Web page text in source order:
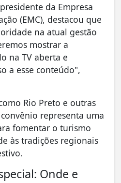
da Empresa
(EMC), destacou que
na atual gestão
mostrar a
na TV aberta e
a esse conteúdo",
Rio Preto e outras
representa uma
fomentar o turismo
às tradições regionais
Onde e